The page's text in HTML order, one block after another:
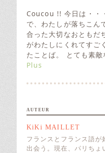
s
e
d
o
n
Coucou !! 今日は・・
で、わたしが落ちこん
合った大切なおともだ
がわたしにくれてすご
たことば。 とても素
Plus
AUTEUR
KiKi MAILLET
フランスとフランス語が
出会う。現在、パリちょ